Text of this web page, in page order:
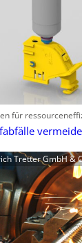
für
Tretter GmbH &